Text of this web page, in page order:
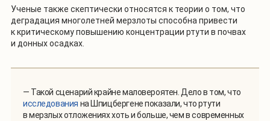
Ученые также скептически относятся к теории о том, что
деградация многолетней мерзлоты способна привести
к критическому повышению концентрации ртути в почвах
и донных осадках.
— Такой сценарий крайне маловероятен. Дело в том, что
исследования на Шпицбергене показали, что ртути
в мерзлых отложениях хоть и больше, чем в современных